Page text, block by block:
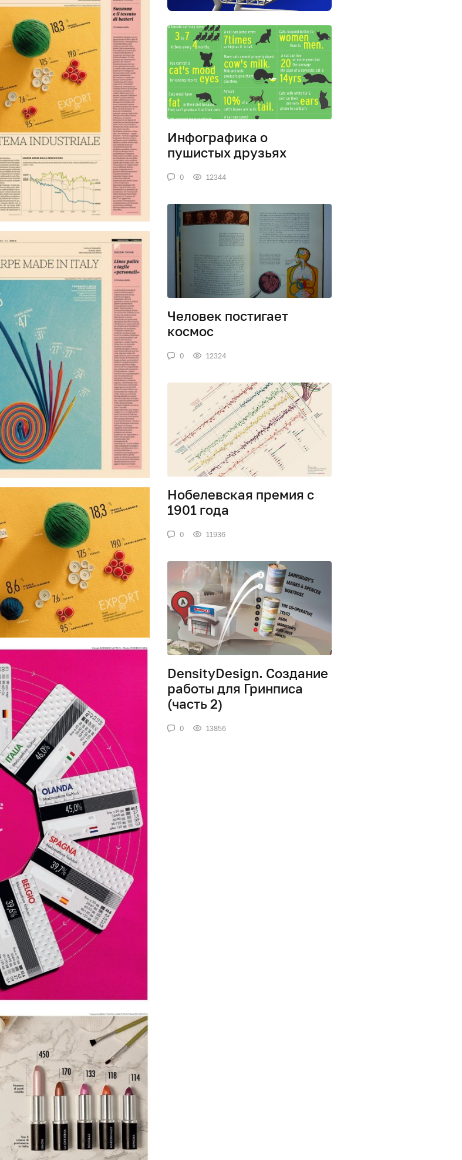
Инфографика о
пушистых друзьях
0 12344
Человек постигает
космос
0 12324
Нобелевская премия с
1901 года
0 11936
DensityDesign. Создание
работы для Гринписа
(часть 2)
0 13856